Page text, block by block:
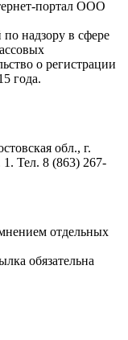
портал ООО
надзору в сфере
о регистрации
года.
обл., г.
Тел. 8 (863) 267-
отдельных
обязательна